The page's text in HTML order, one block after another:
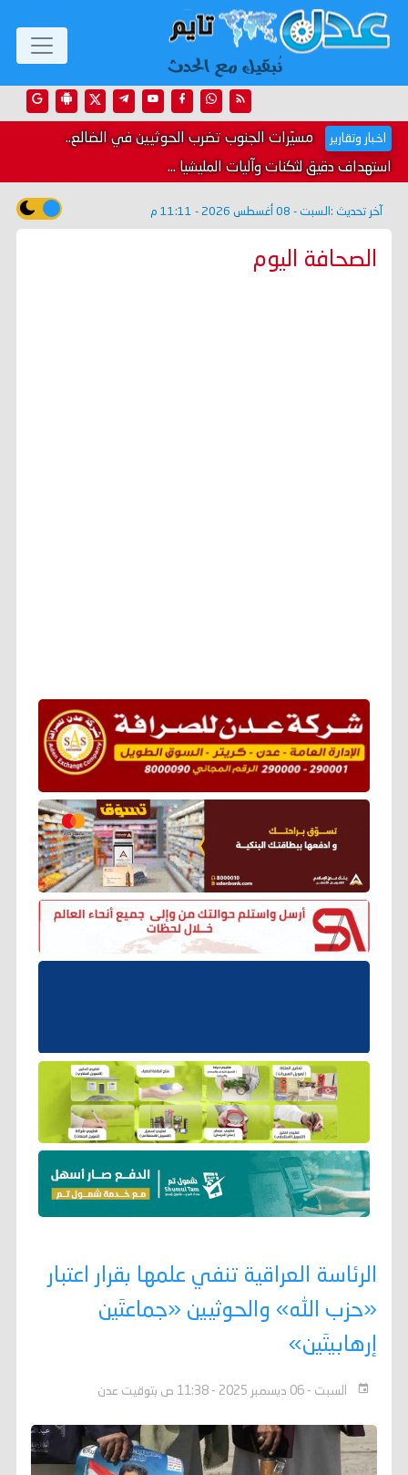
اخبار وتقارير مسيّرات الجنوب تضرب الحوثيين في الضالع..
استهداف دقيق لثكنات وآليات المليشيا ...
آخر تحديث : السبت - 08 أغسطس 2026 - 11:11 م
الصحافة اليوم
الرئاسة العراقية تنفي علمها بقرار اعتبار
«حزب الله» والحوثيين «جماعتَين
إرهابيتَين»
السبت - 06 ديسمبر 2025 - 11:38 ص بتوقيت عدن